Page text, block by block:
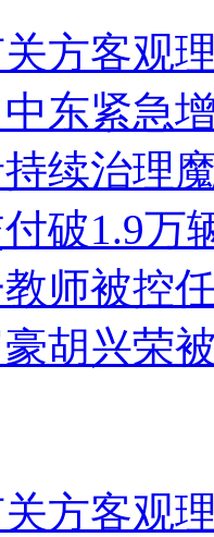
方客观
东紧急
续治理
破1.9万
师被控
胡兴荣
方客观